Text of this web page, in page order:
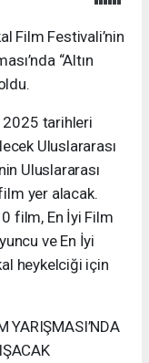
Film Festivali’nin
“Altın
2025 tarihleri
Uluslararası
Uluslararası
yer alacak.
film, En İyi Film
ve En İyi
heykelciği için
YARIŞMASI’NDA